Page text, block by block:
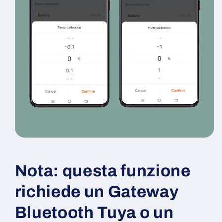
Nota: questa funzione
richiede un Gateway
Bluetooth Tuya o un